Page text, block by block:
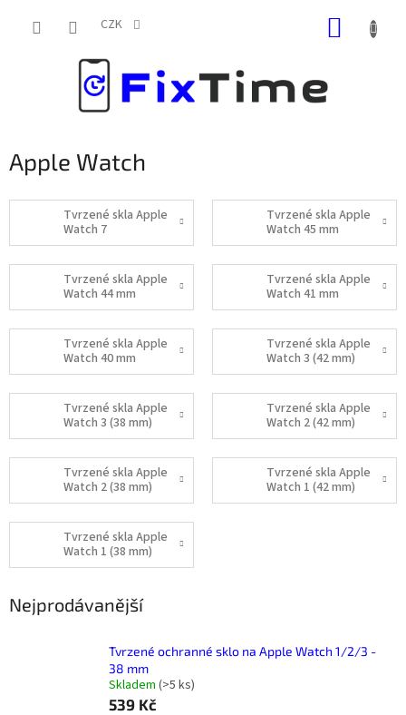
CZK
Apple Watch
Tvrzené skla Apple
Watch 7
Tvrzené skla Apple
Watch 45 mm
Tvrzené skla Apple
Watch 44 mm
Tvrzené skla Apple
Watch 41 mm
Tvrzené skla Apple
Watch 40 mm
Tvrzené skla Apple
Watch 3 (42 mm)
Tvrzené skla Apple
Watch 3 (38 mm)
Tvrzené skla Apple
Watch 2 (42 mm)
Tvrzené skla Apple
Watch 2 (38 mm)
Tvrzené skla Apple
Watch 1 (42 mm)
Tvrzené skla Apple
Watch 1 (38 mm)
Nejprodávanější
Tvrzené ochranné sklo na Apple Watch 1/2/3 -
38 mm
Skladem (>5 ks)
539 Kč